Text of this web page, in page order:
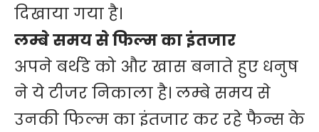
दिखाया गया है।
लम्बे समय से फिल्म का इंतजार
अपने बर्थडे को और खास बनाते हुए धनुष
ने ये टीजर निकाला है। लम्बे समय से
उनकी फिल्म का इंतजार कर रहे फैन्स के